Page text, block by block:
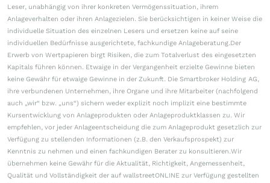
Leser, unabhängig von ihrer konkreten Vermögenssituation, ihrem
Anlageverhalten oder ihren Anlagezielen. Sie berücksichtigen in keiner Weise die
individuelle Situation des einzelnen Lesers und ersetzen keine auf seine
individuellen Bedürfnisse ausgerichtete, fachkundige Anlageberatung.Der
Erwerb von Wertpapieren birgt Risiken, die zum Totalverlust des eingesetzten
Kapitals führen können. Etwaige in der Vergangenheit erzielte Gewinne bieten
keine Gewähr für etwaige Gewinne in der Zukunft. Die Smartbroker Holding AG,
ihre verbundenen Unternehmen, ihre Organe und ihre Mitarbeiter (nachfolgend
auch „wir“ bzw. „uns“) sichern weder explizit noch implizit eine bestimmte
Kursentwicklung von Anlageprodukten oder Anlageproduktklassen zu. Wir
empfehlen, vor jeder Anlageentscheidung die zum Anlageprodukt gesetzlich zur
Verfügung zu stellenden Informationen (z.B. den Verkaufsprospekt) zur
Kenntnis zu nehmen und einen fachkundigen Berater zu konsultieren.Wir
übernehmen keine Gewähr für die Aktualität, Richtigkeit, Angemessenheit,
Qualität und Vollständigkeit der auf wallstreetONLINE zur Verfügung gestellten